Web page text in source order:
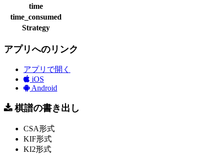
time
time_consumed
Strategy
アプリへのリンク
アプリで開く
iOS
Android
棋譜の書き出し
CSA形式
KIF形式
KI2形式